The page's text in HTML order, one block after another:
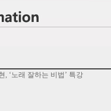
‘노래 잘하는 비법’ 특강